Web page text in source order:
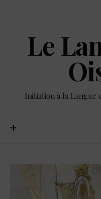
Le
Initiation à la Langue